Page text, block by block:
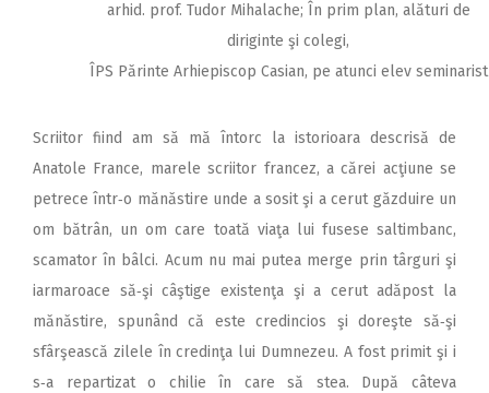
arhid. prof. Tudor Mihalache; În prim plan, alături de
diriginte şi colegi,
ÎPS Părinte Arhiepiscop Casian, pe atunci elev seminarist
Scriitor fiind am să mă întorc la istorioara descrisă de
Anatole France, marele scriitor francez, a cărei acţiune se
petrece într‑o mănăstire unde a sosit şi a cerut găzduire un
om bătrân, un om care toată viaţa lui fusese saltimbanc,
scamator în bâlci. Acum nu mai putea merge prin târguri şi
iarmaroace să‑şi câştige existenţa şi a cerut adăpost la
mănăstire, spunând că este credincios şi doreşte să‑şi
sfârşească zilele în credinţa lui Dumnezeu. A fost primit şi i
s‑a repartizat o chilie în care să stea. După câteva